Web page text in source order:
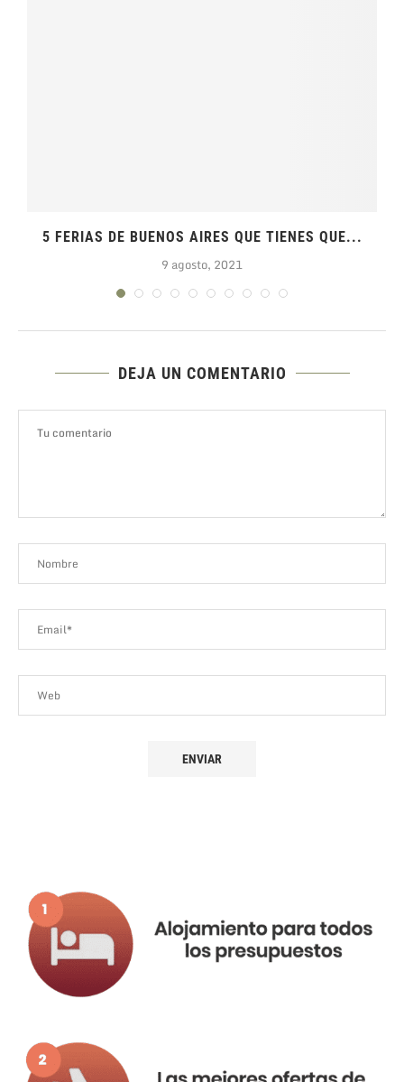
5 FERIAS DE BUENOS AIRES QUE TIENES QUE...
9 agosto, 2021
DEJA UN COMENTARIO